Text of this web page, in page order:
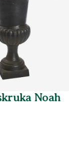
Noah